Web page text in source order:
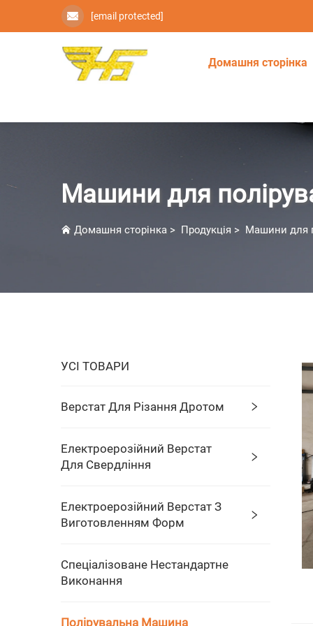
[email protected]
Домашня сторінка
Машини для
Домашня сторінка > Продукція > Машини для
УСІ ТОВАРИ
Верстат Для Різання Дротом
Електроерозійний Верстат
Для Свердління
Електроерозійний Верстат З
Виготовленням Форм
Спеціалізоване Нестандартне
Виконання
Полірувальна Машина